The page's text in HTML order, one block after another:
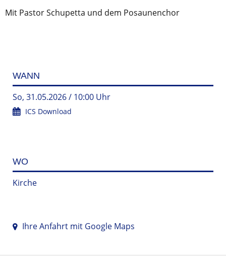
Mit Pastor Schupetta und dem Posaunenchor
WANN
So, 31.05.2026 / 10:00 Uhr
ICS Download
WO
Kirche
Ihre Anfahrt mit Google Maps